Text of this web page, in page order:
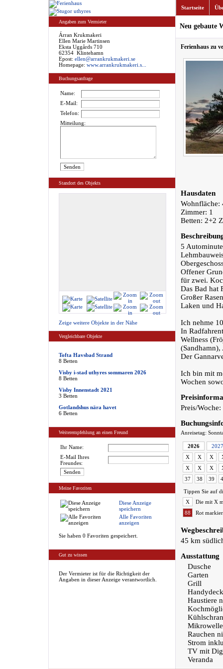
Angaben zum Vermieter
Árran Krukmakeri
Ellen Marie Martinsen
Eksta Uggårds 710
62354 Klintehamn
Epost: ellen@arrankrukmakeri.se
Homepage: www.arrankrukmakeri.s...
Buchungsanfrage
Name:
E-Mail:
Telefon:
Mitteilung:
Standort des Objekts
Zeige weitere Objekte in der Nähe
Vergleichbare Objekte
Tofta Havsbad Strand
8 Betten
Visby i-stad uthyres sommaren 2026
8 Betten
Visby Innenstadt 2021
3 Betten
Gotlandshus nära havet
6 Betten
Weiterempfehlung an einen Freund
Ihr Name:
E-Mail Ihres
Freundes:
Meine Favoriten
Diese Anzeige
speichern
Alle Favoriten
anzeigen
Sie haben 0 Favoriten gespeichert.
Gut zu wissen
Der Vermieter ist für die Richtigkeit der
Angaben in dieser Anzeige verantwortlich.
Startseite
Neu gebaute
Ferienhaus zu
Hausdaten
Wohnfläche:
Zimmer: 1
Betten: 2+2
5
Offener
für zwei.
Das Bad hat
Großer
Laken und
Ich nehme
In
Wellness
(Sandhamn),
Der
Ich bin mit
Wochen
Preis/
Anreisetag:
2026
2027
X
X X
X
X X
37
38 39
Tippen Sie auf
X
Die mit X
88
Rot
45 km
Ausstattung
Dusche
Garten
Grill
Haustiere
Mikrowelle
Rauchen
Strom
TV mit
Veranda